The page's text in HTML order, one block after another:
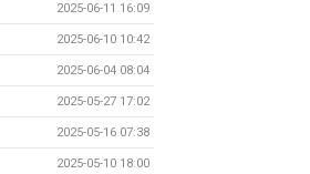
2025-06-11 16:09
2025-06-10 10:42
2025-06-04 08:04
2025-05-27 17:02
2025-05-16 07:38
2025-05-10 18:00